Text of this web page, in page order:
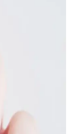
oje seçimleri,
Nude, pastel ve
burada.
Rengi ve
uygun seçimler
kendinizi
ve Şık